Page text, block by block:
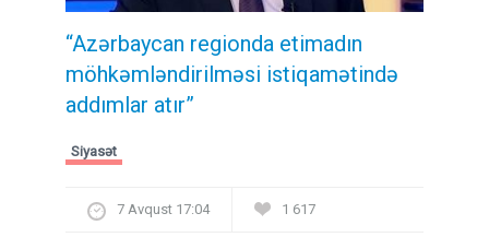
“Azərbaycan regionda etimadın
möhkəmləndirilməsi istiqamətində
addımlar atır”
Siyasət
7 Avqust 17:04 1 617